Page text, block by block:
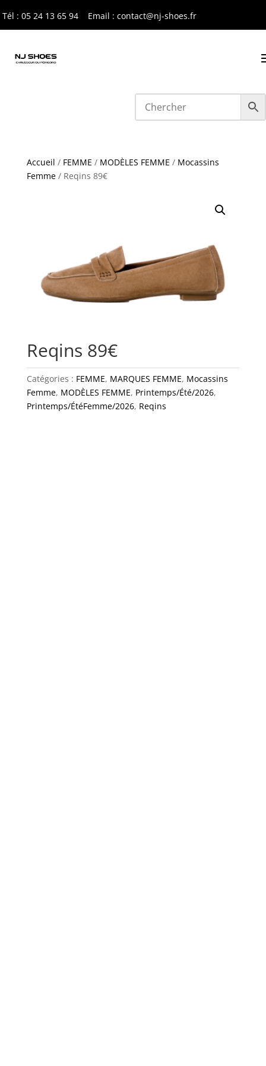
Tél : 05 24 13 65 94 Email : contact@nj-shoes.fr
Accueil / FEMME / MODÈLES FEMME / Mocassins
Femme/ Reqins 89€
Reqins 89€
Catégories : FEMME, MARQUES FEMME, Mocassins
Femme, MODÈLES FEMME, Printemps/Été/2026,
Printemps/ÉtéFemme/2026, Reqins